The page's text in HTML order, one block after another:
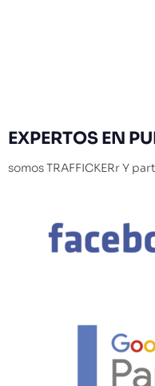
EXPERTOSEN
somos TRAFFICKERr Y